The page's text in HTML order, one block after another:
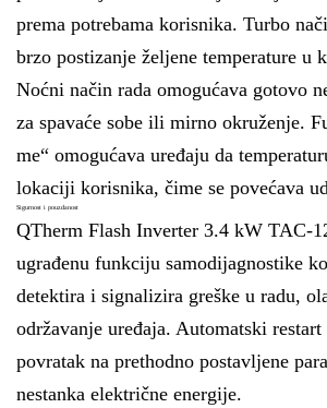
prema potrebama korisnika. Turbo
brzo postizanje željene temperature u
Noćni način rada omogućava gotovo
za spavaće sobe ili mirno okruženje.
me“ omogućava uređaju da
lokaciji korisnika, čime se povećava
Sigurnost i pouzdanost
QTherm Flash Inverter 3.4 kW TAC-
ugrađenu funkciju samodijagnostike
detektira i signalizira greške u radu,
održavanje uređaja. Automatski restart
povratak na prethodno postavljene
nestanka električne energije.